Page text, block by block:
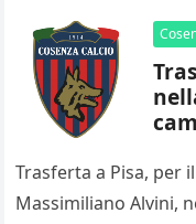
Trasferta a Pisa, per
Massimiliano Alvini,